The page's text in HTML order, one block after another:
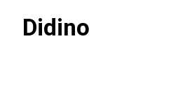
Didino